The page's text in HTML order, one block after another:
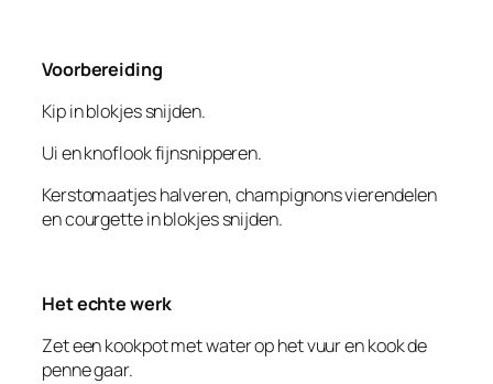
Voorbereiding
Kip in blokjes snijden.
Ui en knoflook fijnsnipperen.
Kerstomaatjes halveren, champignons vierendelen
en courgette in blokjes snijden.
Het echte werk
Zet een kookpot met water op het vuur en kook de
penne gaar.